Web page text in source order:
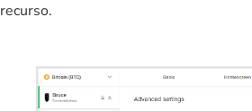
recurso.